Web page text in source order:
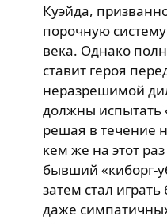
Куэйда,
порочную
века. Однако
ставит героя
неразрешимой
должны испытать
решая в течение
кем же на этот
бывший «киборг-
затем стал
даже